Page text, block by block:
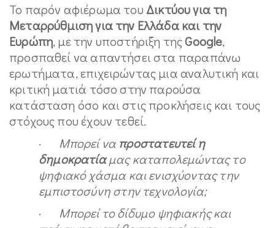
Το παρόν αφιέρωμα του Δικτύου για τη
Μεταρρύθμιση για την Ελλάδα και την
Ευρώπη, με την υποστήριξη τηςGoogle,
προσπαθεί να απαντήσει στα παραπάνω
ερωτήματα, επιχειρώντας μια αναλυτική και
κριτική ματιά τόσο στην παρούσα
κατάσταση όσο και στις προκλήσεις και τους
στόχους που έχουν τεθεί.
· Μπορεί ναπροστατευτεί η
δημοκρατίαμας καταπολεμώντας το
ψηφιακό χάσμα και ενισχύοντας την
εμπιστοσύνη στην τεχνολογία;
· Μπορεί το δίδυμο ψηφιακής και